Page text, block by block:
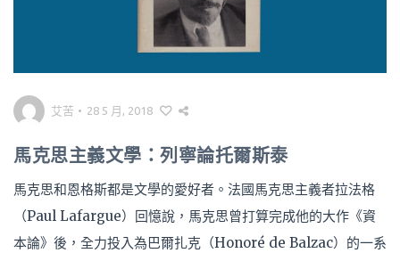
艾苦 • 28 5 月, 2018
馬克思主義文學：列寧論托爾斯泰
馬克思和恩格斯都是文學的愛好者。法國馬克思主義者拉法格
（Paul Lafargue）回憶說，馬克思曾打算完成他的大作《資
本論》後，全力投入為巴爾扎克（Honoré de Balzac）的一系